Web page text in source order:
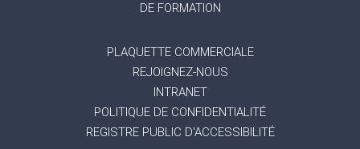
DE FORMATION
PLAQUETTE COMMERCIALE
REJOIGNEZ-NOUS
INTRANET
POLITIQUE DE CONFIDENTIALITÉ
REGISTRE PUBLIC D'ACCESSIBILITÉ